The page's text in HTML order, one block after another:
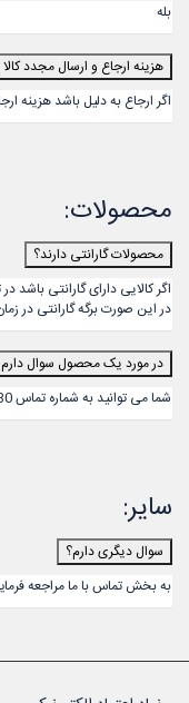
بله
هزینه ارجاع و ارسال مجدد
اگر ارجاع به دلیل باشد هزینه
محصولات:
محصولات گارانتی دارند؟
اگر کالایی دارای گارانتی
در این صورت برگه گارانتی در
در مورد یک محصول سوال دارم
شما می توانید به شماره تماس 774555130-021 تماس حاصل فرمایید.
سایر:
سوال دیگری دارم؟
به بخش تماس با مامراجعه